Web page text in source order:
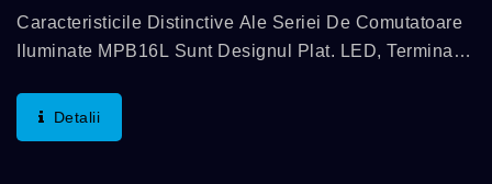
Caracteristicile Distinctive Ale Seriei De Comutatoare
Iluminate MPB16L Sunt Designul Plat. LED, Terminal
Interior Și Capac Cu Aspect Momentane Atunci...
Detalii